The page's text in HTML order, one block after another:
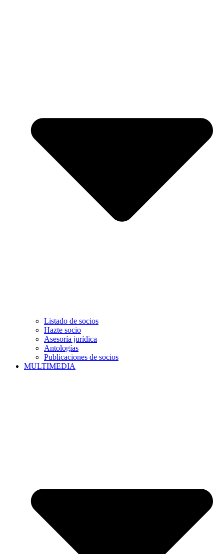
Listado de socios
Hazte socio
Asesoría jurídica
Antologías
Publicaciones de socios
MULTIMEDIA